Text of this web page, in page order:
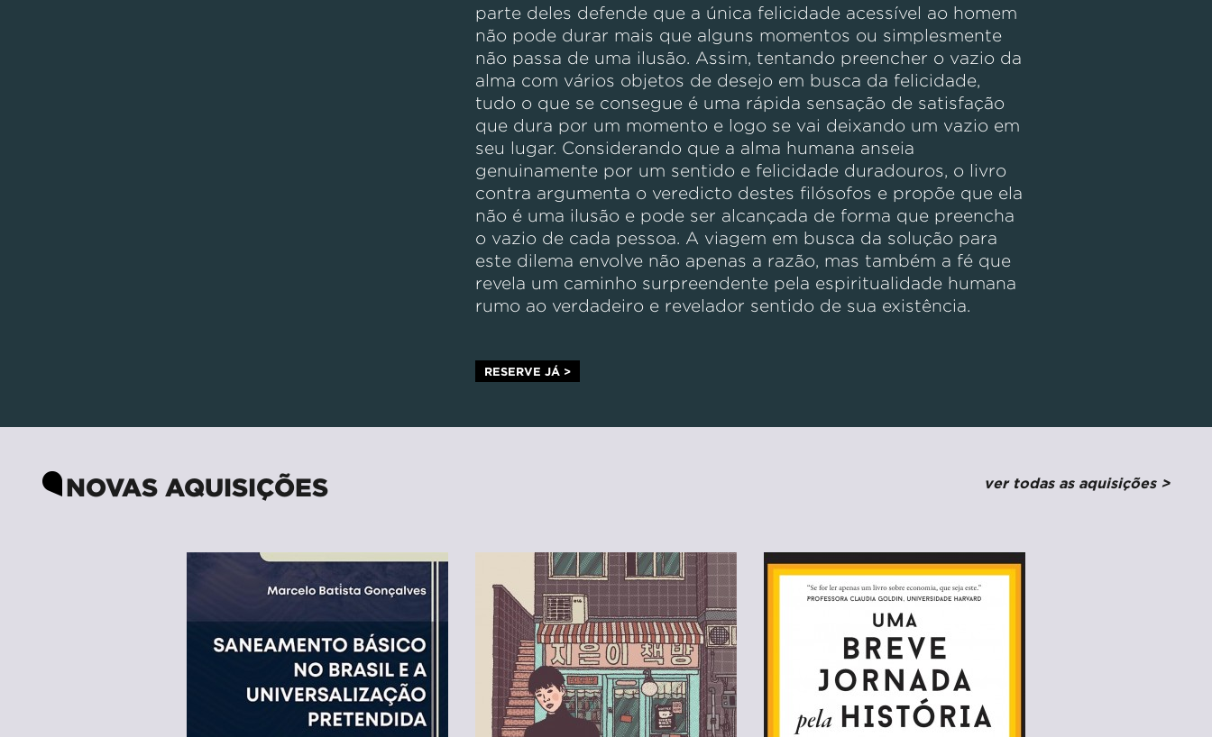
parte deles defende que a única felicidade acessível ao homem
não pode durar mais que alguns momentos ou simplesmente
não passa de uma ilusão. Assim, tentando preencher o vazio da
alma com vários objetos de desejo em busca da felicidade,
tudo o que se consegue é uma rápida sensação de satisfação
que dura por um momento e logo se vai deixando um vazio em
seu lugar. Considerando que a alma humana anseia
genuinamente por um sentido e felicidade duradouros, o livro
contra argumenta o veredicto destes filósofos e propõe que ela
não é uma ilusão e pode ser alcançada de forma que preencha
o vazio de cada pessoa. A viagem em busca da solução para
este dilema envolve não apenas a razão, mas também a fé que
revela um caminho surpreendente pela espiritualidade humana
rumo ao verdadeiro e revelador sentido de sua existência.
RESERVE JÁ >
NOVAS AQUISIÇÕES ver todas as aquisições >